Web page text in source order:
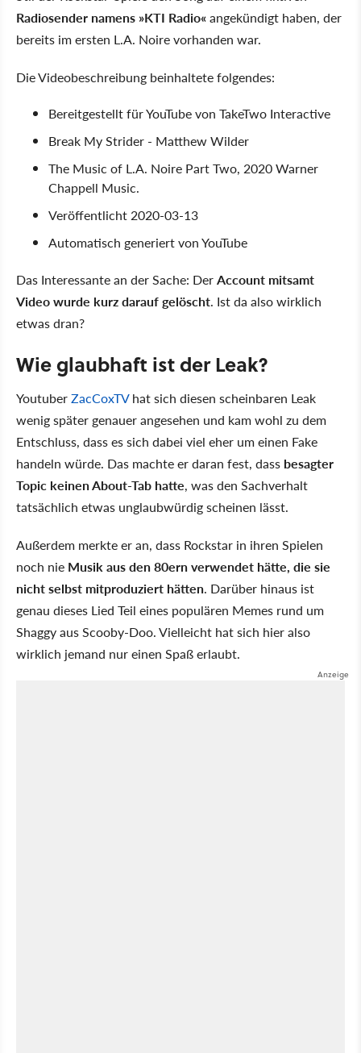
Radiosender namens »KTI Radio«angekündigt haben, der
bereits im ersten L.A. Noire vorhanden war.
Die Videobeschreibung beinhaltete folgendes:
Bereitgestellt für YouTube von TakeTwo Interactive
Break My Strider - Matthew Wilder
The Music of L.A. Noire Part Two, 2020 Warner
Chappell Music.
Veröffentlicht 2020-03-13
Automatisch generiert von YouTube
Das Interessante an der Sache: DerAccount mitsamt
Video wurde kurz darauf gelöscht. Ist da also wirklich
etwas dran?
Wie glaubhaft ist der Leak?
YoutuberZacCoxTVhat sich diesen scheinbaren Leak
wenig später genauer angesehen und kam wohl zu dem
Entschluss, dass es sich dabei viel eher um einen Fake
handeln würde. Das machte er daran fest, dass besagter
Topic keinen About-Tab hatte, was den Sachverhalt
tatsächlich etwas unglaubwürdig scheinen lässt.
Außerdem merkte er an, dass Rockstar in ihren Spielen
noch nie Musik aus den 80ern verwendet hätte, die sie
nicht selbst mitproduziert hätten. Darüber hinaus ist
genau dieses Lied Teil eines populären Memes rund um
Shaggy aus Scooby-Doo. Vielleicht hat sich hier also
wirklich jemand nur einen Spaß erlaubt.